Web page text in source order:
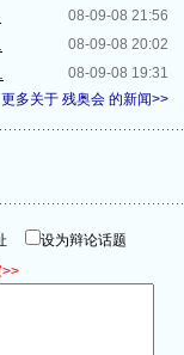
08-09-08 21:56
08-09-08 20:02
08-09-08 19:31
更多关于 残奥会 的新闻>>
设为辩论话题